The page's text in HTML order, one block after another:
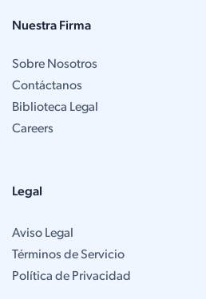
Nuestra Firma
Sobre Nosotros
Contáctanos
Biblioteca Legal
Careers
Legal
Aviso Legal
Términos de Servicio
Política de Privacidad